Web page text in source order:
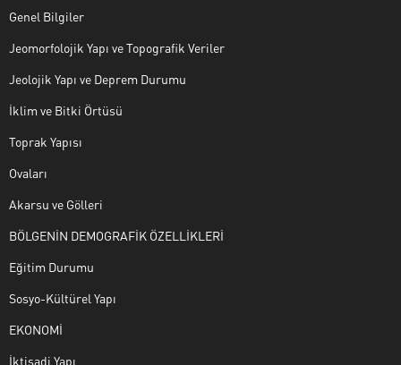
Genel Bilgiler
Jeomorfolojik Yapı ve Topografik Veriler
Jeolojik Yapı ve Deprem Durumu
İklim ve Bitki Örtüsü
Toprak Yapısı
Ovaları
Akarsu ve Gölleri
BÖLGENİN DEMOGRAFİK ÖZELLİKLERİ
Eğitim Durumu
Sosyo-Kültürel Yapı
EKONOMİ
İktisadi Yapı